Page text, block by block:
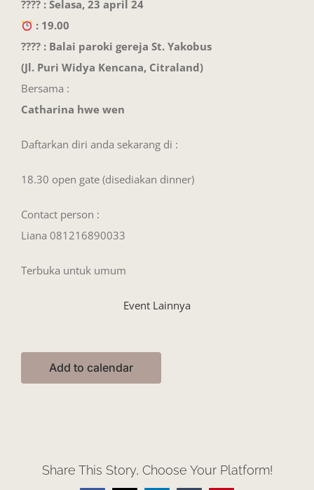
???? : Selasa, 23 april 24
: 19.00
???? : Balai paroki gereja St. Yakobus
(Jl. Puri Widya Kencana, Citraland)
Bersama :
Catharina hwe wen
Daftarkan diri anda sekarang di :
18.30 open gate (disediakan dinner)
Contact person :
Liana 081216890033
Terbuka untuk umum
Event Lainnya
Add to calendar
Share This Story, Choose Your Platform!